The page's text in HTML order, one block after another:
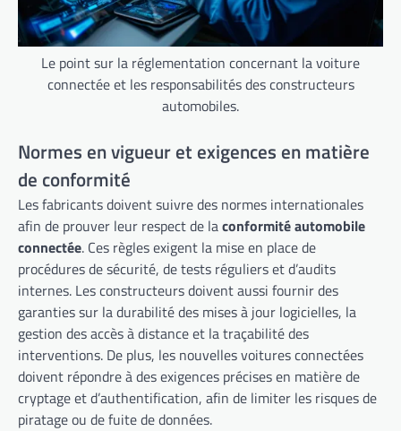
Le point sur la réglementation concernant la voiture
connectée et les responsabilités des constructeurs
automobiles.
Normes en vigueur et exigences en matière
de conformité
Les fabricants doivent suivre des normes internationales
afin de prouver leur respect de laconformité automobile
connectée. Ces règles exigent la mise en place de
procédures de sécurité, de tests réguliers et d’audits
internes. Les constructeurs doivent aussi fournir des
garanties sur la durabilité des mises à jour logicielles, la
gestion des accès à distance et la traçabilité des
interventions. De plus, les nouvelles voitures connectées
doivent répondre à des exigences précises en matière de
cryptage et d’authentification, afin de limiter les risques de
piratage ou de fuite de données.